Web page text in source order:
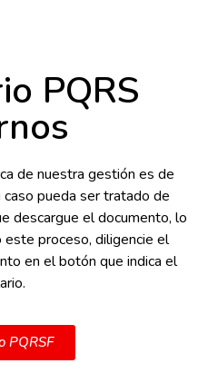
PQRS
de nuestra gestión es de
caso pueda ser tratado de
descargue el documento, lo
este proceso, diligencie el
en el botón que indica el
PQRSF